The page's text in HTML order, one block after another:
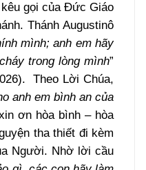
gọi của Đức Giáo
Thánh Augustinô
mình; anh em hãy
trong lòng mình”
Theo Lời Chúa,
anh em bình an của
ơn hòa bình – hòa
tha thiết đi kèm
Người. Nhờ lời cầu